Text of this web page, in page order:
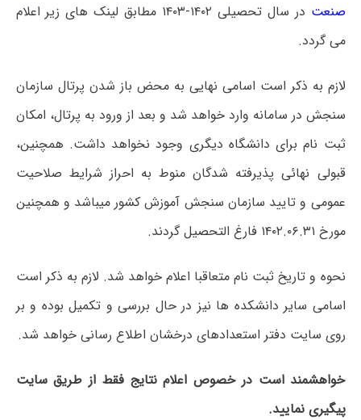
صنعت در سال تحصیلی ۱۴۰۲-۱۴۰۳
مطابق لینک های زیر اعلام
می گردد.
لازم به ذکر است اسامی نهایی به محض باز شدن پرتال سازمان
سنجش در سامانه وارد خواهد شد و بعد از ورود به پرتال، امکان
ثبت نام برای دانشگاه دیگری وجود نخواهد داشت. همچنین،
قبولی نهائی پذیرفته شدگان منوط به احراز شرایط صلاحیت
عمومی و تایید سازمان سنجش آموزش کشور می‏باشد و همچنین
مورخ ۱۴۰۲.۰۶.۳۱ فارغ التحصیل گردند.
نحوه و تاریخ ثبت نام متعاقبا اعلام خواهد شد. لازم به ذکر است
اسامی سایر دانشکده ها نیز در حال بررسی و تکمیل بوده و بر
روی سایت دفتر استعدادهای درخشان اطلاع رسانی خواهد شد.
خواهشمند است در خصوص اعلام نتایج فقط از طریق سایت
پیگیری نمایید.